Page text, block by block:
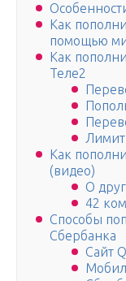
Как
помощью
Как
Теле2
Как
(видео)
О
42
Способы
Сбербанка
Сайт